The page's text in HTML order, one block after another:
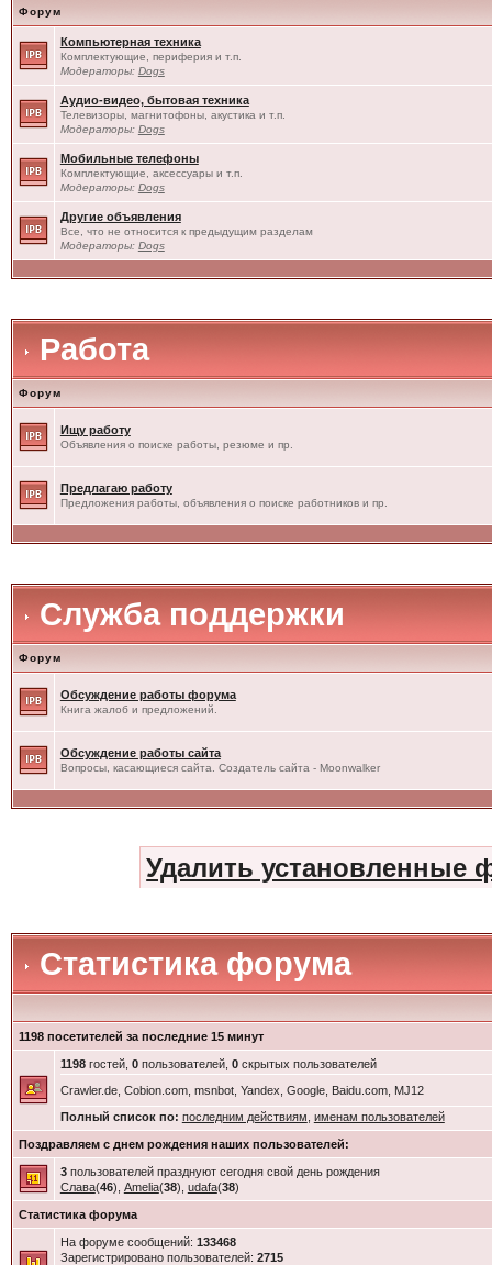
Форум
Компьютерная техника
Комплектующие, периферия и т.п.
Модераторы: Dogs
Аудио-видео, бытовая техника
Телевизоры, магнитофоны, акустика и т.п.
Модераторы: Dogs
Мобильные телефоны
Комплектующие, аксессуары и т.п.
Модераторы: Dogs
Другие объявления
Все, что не относится к предыдущим разделам
Модераторы: Dogs
Работа
Форум
Ищу работу
Объявления о поиске работы, резюме и пр.
Предлагаю работу
Предложения работы, объявления о поиске работников и пр.
Служба поддержки
Форум
Обсуждение работы форума
Книга жалоб и предложений.
Обсуждение работы сайта
Вопросы, касающиеся сайта. Создатель сайта - Moonwalker
Удалить установленные
Статистика форума
1198 посетителей за последние 15 минут
1198гостей, 0пользователей, 0скрытых пользователей
Crawler.de, Cobion.com, msnbot, Yandex, Google, Baidu.com, MJ12
Полный список по: последним действиям именам пользователей
Поздравляем с днем рождения наших пользователей:
3пользователей празднуют сегодня свой день рождения
Слава(46), Amelia(38), udafa(38)
Статистика форума
На форуме сообщений: 133468
Зарегистрировано пользователей: 2715